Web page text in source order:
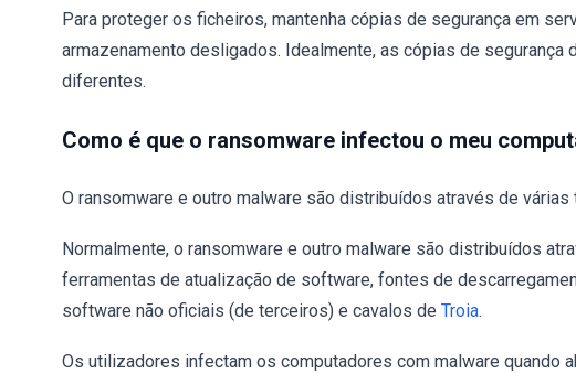
Para proteger os ficheiros, mantenha cópias de segurança em
armazenamento desligados. Idealmente, as cópias de segurança
diferentes.
Como é que o ransomware infectou o meu
O ransomware e outro malware são distribuídos através de várias
Normalmente, o ransomware e outro malware são distribuídos
ferramentas de atualização de software, fontes de
software não oficiais (de terceiros) e cavalos de Troia.
Os utilizadores infectam os computadores com malware quando